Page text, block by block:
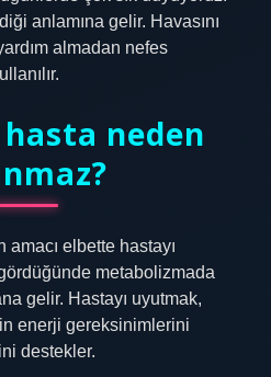
anlamına gelir. Havasını
almadan nefes
neden
elbette hastayı
metabolizmada
gelir. Hastayı uyutmak,
enerji gereksinimlerini
destekler.